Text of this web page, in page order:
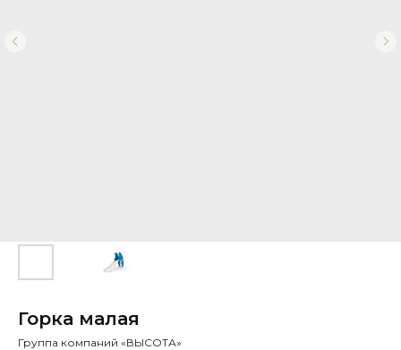
Горка малая
Группа компаний «ВЫСОТА»